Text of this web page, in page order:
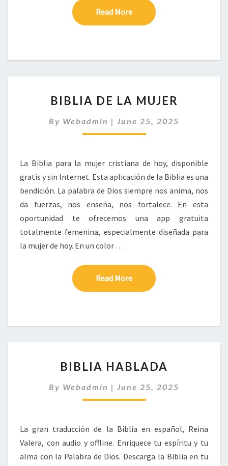
Read MoreRead More
DE
MUJER
BIBLIA DE LA MUJER
By Webadmin | June 25, 2025
La Biblia para la mujer cristiana de hoy, disponible
gratis y sin Internet. Esta aplicación de la Biblia es una
bendición. La palabra de Dios siempre nos anima, nos
da fuerzas, nos enseña, nos fortalece. En esta
oportunidad te ofrecemos una app gratuita
totalmente femenina, especialmente diseñada para
la mujer de hoy. En un color …
Read MoreRead More
HABLADA
BIBLIA HABLADA
By Webadmin | June 25, 2025
La gran traducción de la Biblia en español, Reina
Valera, con audio y offline. Enriquece tu espíritu y tu
alma con la Palabra de Dios. Descarga la Biblia en tu